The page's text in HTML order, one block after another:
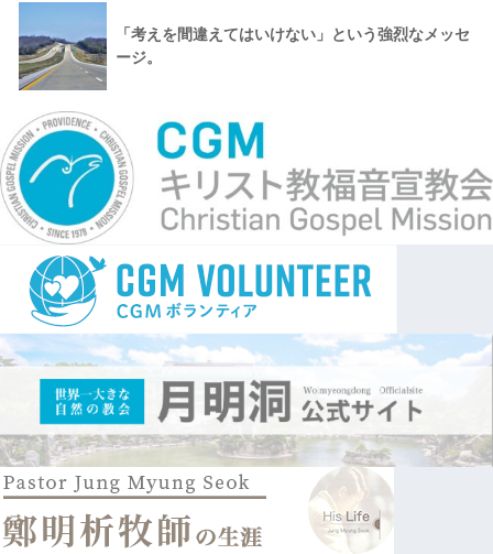
「考えを間違えてはいけない」という強烈なメッセ
ージ。